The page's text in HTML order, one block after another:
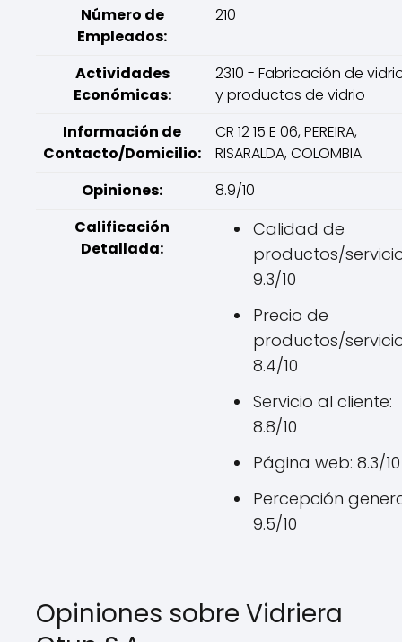
Número de
Empleados:
210
Actividades
Económicas:
2310 - Fabricación de
y productos de vidrio
Información de
Contacto/Domicilio:
CR 12 15 E 06, PEREIRA,
RISARALDA, COLOMBIA
Opiniones:
8.9/10
Calificación
Detallada:
Calidad de
productos/
9.3/10
Precio de
productos/
8.4/10
Servicio al cliente:
8.8/10
Página web: 8.3/10
Percepción
9.5/10
Opiniones sobre Vidriera